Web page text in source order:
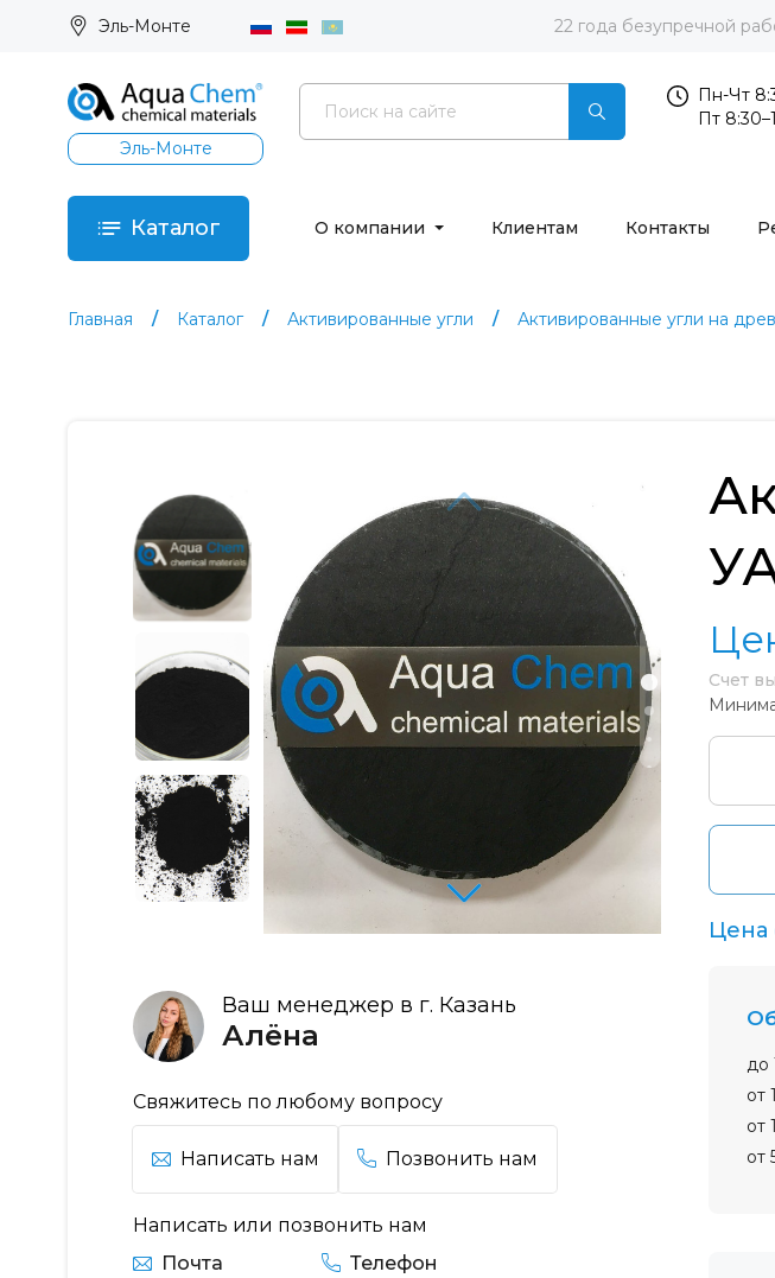
Эль-Монте 22 года безупречной
Эль-Монте
Пн-Чт
Пт
Каталог О компании Клиентам Контакты
Главная Каталог Активированные угли Активированные угли на
Ваш менеджер в г. Казань
Алёна
Свяжитесь по любому вопросу
Написать нам Позвонить нам
Написать или позвонить нам
Почта
Телефон
Счет
Цена
до
от
от
от